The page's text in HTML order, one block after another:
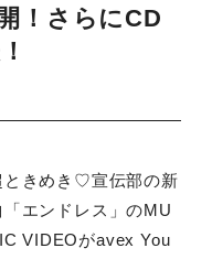
！さらにCD
ときめき♡宣伝部の新
「エンドレス」のMU
VIDEOがavex You